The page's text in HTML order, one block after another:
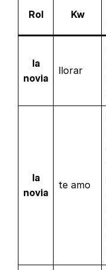
Rol Kw
la
novia
llorar
la
novia
te amo